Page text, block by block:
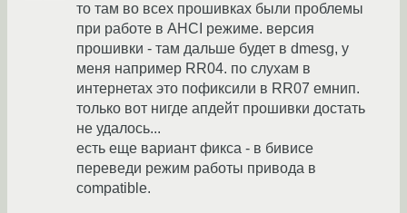
то там во всех прошивках были проблемы
при работе в AHCI режиме. версия
прошивки - там дальше будет в dmesg, у
меня например RR04. по слухам в
интернетах это пофиксили в RR07 емнип.
только вот нигде апдейт прошивки достать
не удалось...
есть еще вариант фикса - в бивисе
переведи режим работы привода в
compatible.